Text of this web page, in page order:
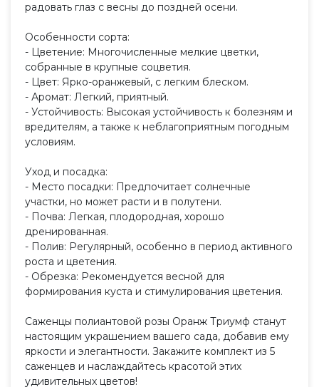
радовать глаз с весны до поздней осени.
Особенности сорта:
- Цветение: Многочисленные мелкие цветки,
собранные в крупные соцветия.
- Цвет: Ярко-оранжевый, с легким блеском.
- Аромат: Легкий, приятный.
- Устойчивость: Высокая устойчивость к болезням и
вредителям, а также к неблагоприятным погодным
условиям.
Уход и посадка:
- Место посадки: Предпочитает солнечные
участки, но может расти и в полутени.
- Почва: Легкая, плодородная, хорошо
дренированная.
- Полив: Регулярный, особенно в период активного
роста и цветения.
- Обрезка: Рекомендуется весной для
формирования куста и стимулирования цветения.
Саженцы полиантовой розы Оранж Триумф станут
настоящим украшением вашего сада, добавив ему
яркости и элегантности. Закажите комплект из 5
саженцев и наслаждайтесь красотой этих
удивительных цветов!